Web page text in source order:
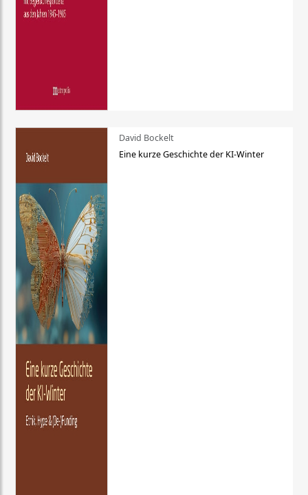
David Bockelt
Eine kurze Geschichte der KI-Winter